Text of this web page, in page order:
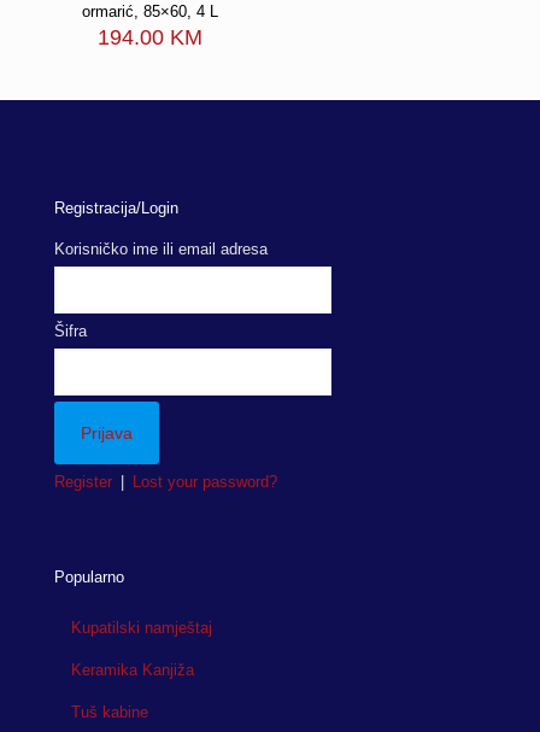
ormarić, 85×60, 4 L
194.00 KM
Registracija/Login
Korisničko ime ili email adresa
Šifra
Register | Lost your password?
Popularno
Kupatilski namještaj
Keramika Kanjiža
Tuš kabine